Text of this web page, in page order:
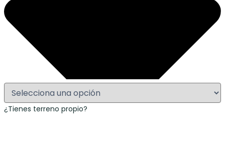
¿Tienes terreno propio?